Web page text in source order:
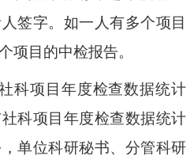
签字。如一人有多个项目
项目的中检报告。
科项目年度检查数据统计
科项目年度检查数据统计
单位科研秘书、分管科研